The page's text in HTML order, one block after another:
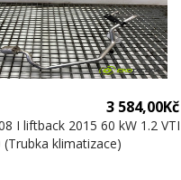
3 584,00Kč
I liftback 2015 60 kW 1.2
klimatizace)